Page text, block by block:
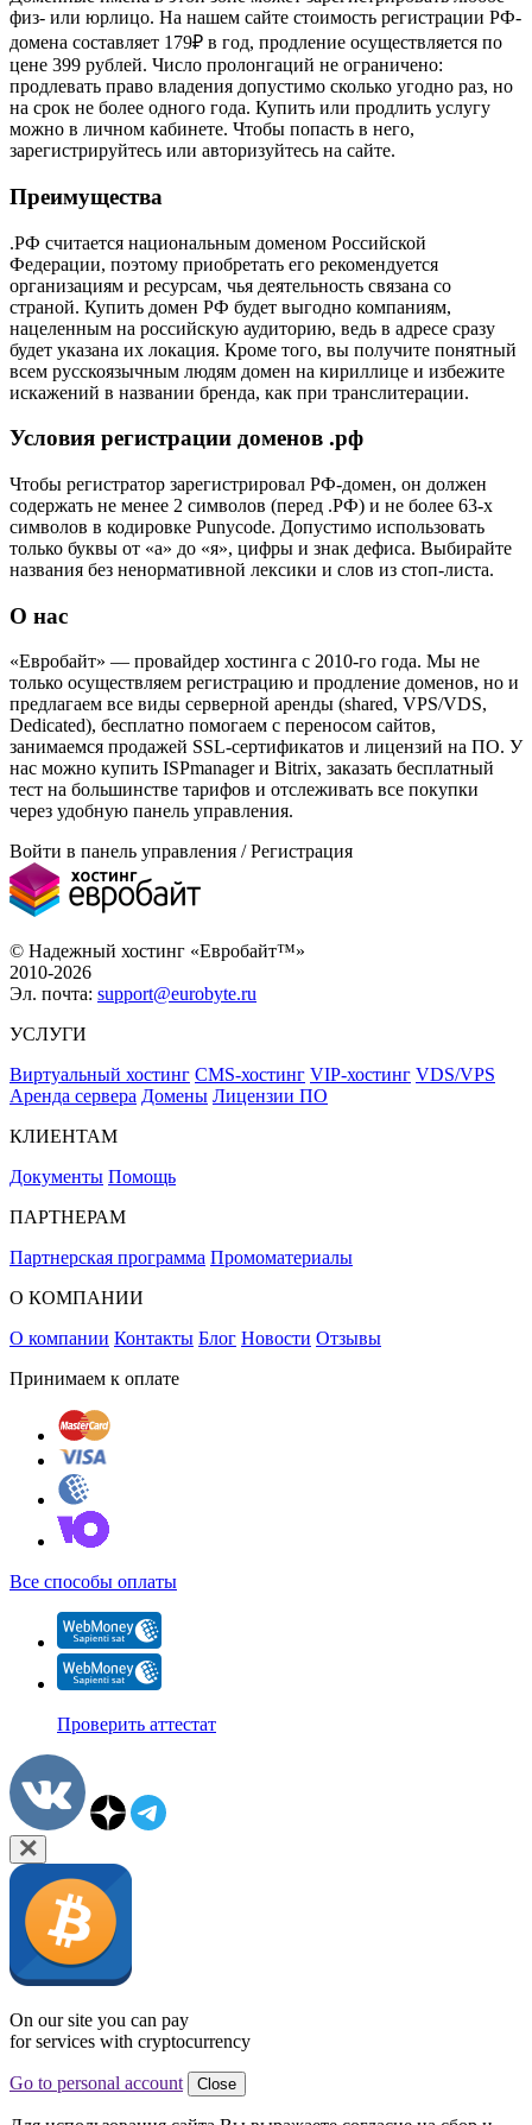
физ- или юрлицо. На нашем сайте стоимость регистрации РФ-
домена составляет 179₽ в год, продление осуществляется по
цене 399 рублей. Число пролонгаций не ограничено:
продлевать право владения допустимо сколько угодно раз, но
на срок не более одного года. Купить или продлить услугу
можно в личном кабинете. Чтобы попасть в него,
зарегистрируйтесь или авторизуйтесь на сайте.
Преимущества
.РФ считается национальным доменом Российской
Федерации, поэтому приобретать его рекомендуется
организациям и ресурсам, чья деятельность связана со
страной. Купить домен РФ будет выгодно компаниям,
нацеленным на российскую аудиторию, ведь в адресе сразу
будет указана их локация. Кроме того, вы получите понятный
всем русскоязычным людям домен на кириллице и избежите
искажений в названии бренда, как при транслитерации.
Условия регистрации доменов .рф
Чтобы регистратор зарегистрировал РФ-домен, он должен
содержать не менее 2 символов (перед .РФ) и не более 63-х
символов в кодировке Punycode. Допустимо использовать
только буквы от «а» до «я», цифры и знак дефиса. Выбирайте
названия без ненормативной лексики и слов из стоп-листа.
О нас
«Евробайт» — провайдер хостинга с 2010-го года. Мы не
только осуществляем регистрацию и продление доменов, но и
предлагаем все виды серверной аренды (shared, VPS/VDS,
Dedicated), бесплатно помогаем с переносом сайтов,
занимаемся продажей SSL-сертификатов и лицензий на ПО. У
нас можно купить ISPmanager и Bitrix, заказать бесплатный
тест на большинстве тарифов и отслеживать все покупки
через удобную панель управления.
Войти в панель управления / Регистрация
© Надежный хостинг «Евробайт™»
2010-2026
Эл. почта: support@eurobyte.ru
УСЛУГИ
Виртуальный хостинг CMS-хостинг VIP-хостинг VDS/VPS
Аренда сервера Домены Лицензии ПО
КЛИЕНТАМ
Документы Помощь
ПАРТНЕРАМ
Партнерская программа Промоматериалы
О КОМПАНИИ
О компании Контакты Блог Новости Отзывы
Принимаем к оплате
Все способы оплаты
Проверить аттестат
On our site you can pay
for services with cryptocurrency
Go to personal account Close